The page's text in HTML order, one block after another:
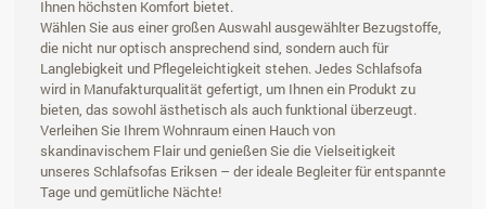
Ihnen höchsten Komfort bietet.
Wählen Sie aus einer großen Auswahl ausgewählter Bezugstoffe,
die nicht nur optisch ansprechend sind, sondern auch für
Langlebigkeit und Pflegeleichtigkeit stehen. Jedes Schlafsofa
wird in Manufakturqualität gefertigt, um Ihnen ein Produkt zu
bieten, das sowohl ästhetisch als auch funktional überzeugt.
Verleihen Sie Ihrem Wohnraum einen Hauch von
skandinavischem Flair und genießen Sie die Vielseitigkeit
unseres Schlafsofas Eriksen – der ideale Begleiter für entspannte
Tage und gemütliche Nächte!